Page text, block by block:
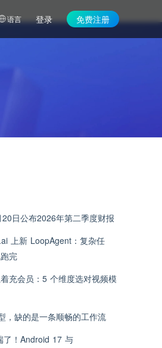
语言 登录 免费注册
日公布2026年第二季度财报
上新 LoopAgent：复杂任
完
充会员：5 个维度选对视频模
，缺的是一条顺畅的工作流
了！Android 17 与